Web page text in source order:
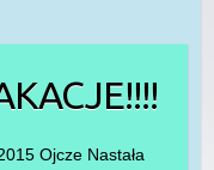
Ojcze Nastała